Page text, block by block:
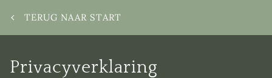
TERUG NAAR START
Privacyverklaring